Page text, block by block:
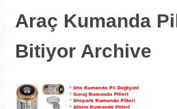
Araç Kumanda
Bitiyor Archive